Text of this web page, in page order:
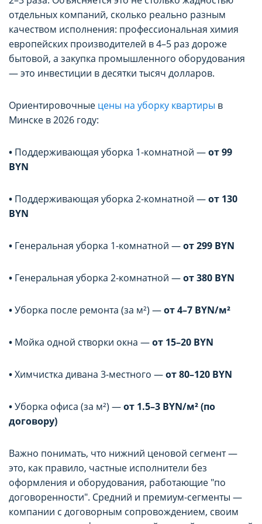
отдельных компаний, сколько реально разным
качеством исполнения: профессиональная химия
европейских производителей в 4–5 раз дороже
бытовой, а закупка промышленного оборудования
— это инвестиции в десятки тысяч долларов.
Ориентировочные цены на уборку квартиры в
Минске в 2026 году:
• Поддерживающая уборка 1-комнатной —от 99
BYN
• Поддерживающая уборка 2-комнатной —от 130
BYN
• Генеральная уборка 1-комнатной —от 299 BYN
• Генеральная уборка 2-комнатной —от 380 BYN
•Уборка после ремонта (за м²) —от 4–7 BYN/м²
• Мойка одной створки окна —от 15–20 BYN
•Химчистка дивана 3-местного —от 80–120 BYN
•Уборка офиса (за м²) —от 1.5–3 BYN/м² (по
договору)
Важно понимать, что нижний ценовой сегмент —
это, как правило, частные исполнители без
оформления и оборудования, работающие "по
договоренности". Средний и премиум-сегменты —
компании с договорным сопровождением, своим